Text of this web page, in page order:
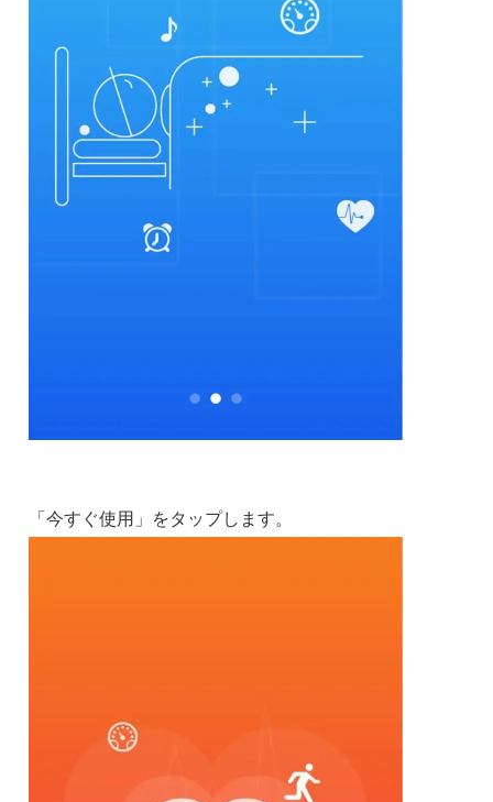
「今すぐ使用」をタップします。